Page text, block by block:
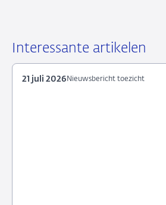
Interessante artikelen
Nieuwsbericht toezicht
21 juli 2026